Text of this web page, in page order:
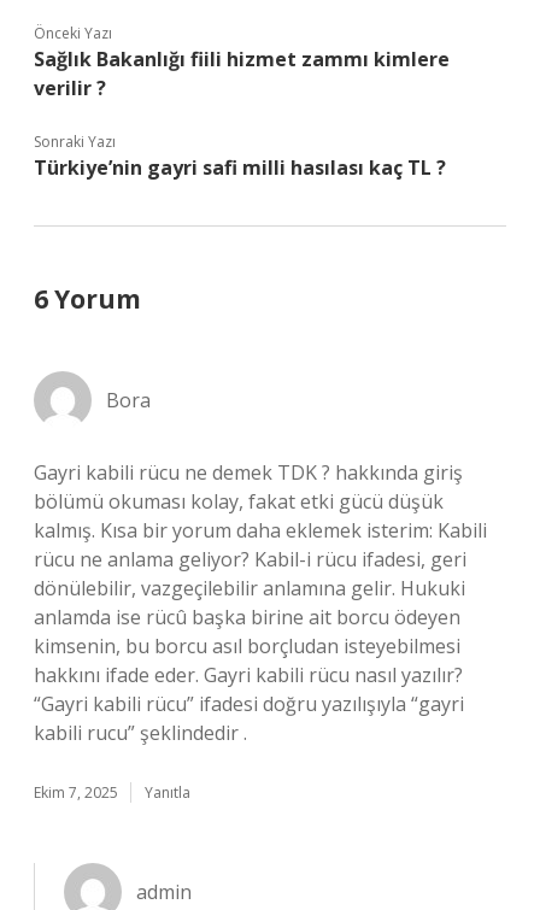
Önceki Yazı
Sağlık Bakanlığı fiili hizmet zammı kimlere
verilir ?
Sonraki Yazı
Türkiye’nin gayri safi milli hasılası kaç TL ?
6 Yorum
Bora
Gayri kabili rücu ne demek TDK ? hakkında giriş
bölümü okuması kolay, fakat etki gücü düşük
kalmış. Kısa bir yorum daha eklemek isterim: Kabili
rücu ne anlama geliyor? Kabil-i rücu ifadesi, geri
dönülebilir, vazgeçilebilir anlamına gelir. Hukuki
anlamda ise rücû başka birine ait borcu ödeyen
kimsenin, bu borcu asıl borçludan isteyebilmesi
hakkını ifade eder. Gayri kabili rücu nasıl yazılır?
“Gayri kabili rücu” ifadesi doğru yazılışıyla “gayri
kabili rucu” şeklindedir .
Ekim 7, 2025 Yanıtla
admin